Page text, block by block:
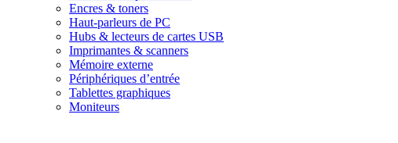
Encres & toners
Haut-parleurs de PC
Hubs & lecteurs de cartes USB
Imprimantes & scanners
Mémoire externe
Périphériques d’entrée
Tablettes graphiques
Moniteurs